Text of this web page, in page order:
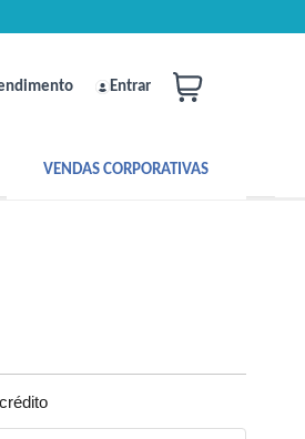
Entrar
VENDAS CORPORATIVAS